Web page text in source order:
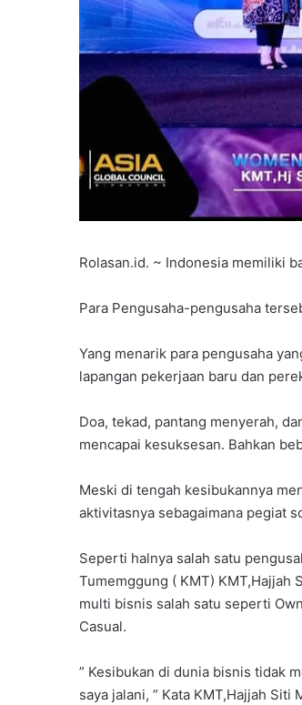
Rolasan.id. ~ Indonesia memiliki
Para Pengusaha-pengusaha
Yang menarik para pengusaha
lapangan pekerjaan baru dan
Doa, tekad, pantang menyerah,
mencapai kesuksesan. Bahkan
Meski di tengah kesibukannya
aktivitasnya sebagaimana pegiat
Seperti halnya salah satu
Tumemggung ( KMT) KMT,Hajjah
multi bisnis salah satu seperti
Casual.
” Kesibukan di dunia bisnis tidak
saya jalani, ” Kata KMT,Hajjah